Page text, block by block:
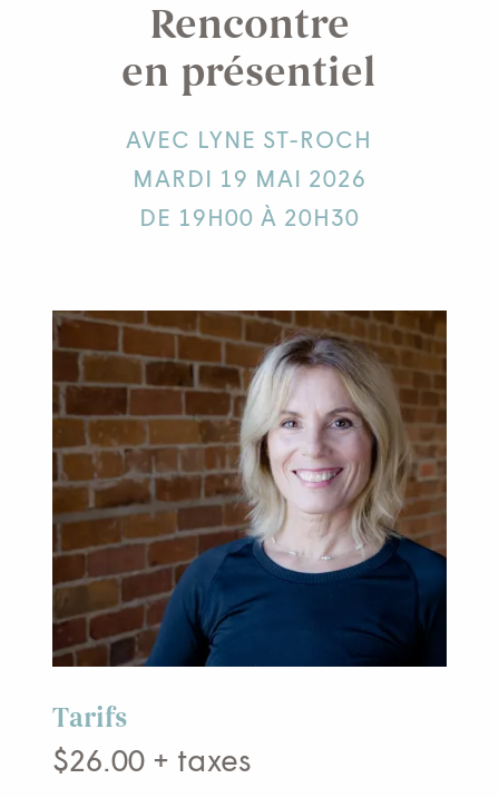
Rencontre
en présentiel
AVEC LYNE ST-ROCH
MARDI 19 MAI 2026
DE 19H00 À 20H30
Tarifs
$26.00 + taxes